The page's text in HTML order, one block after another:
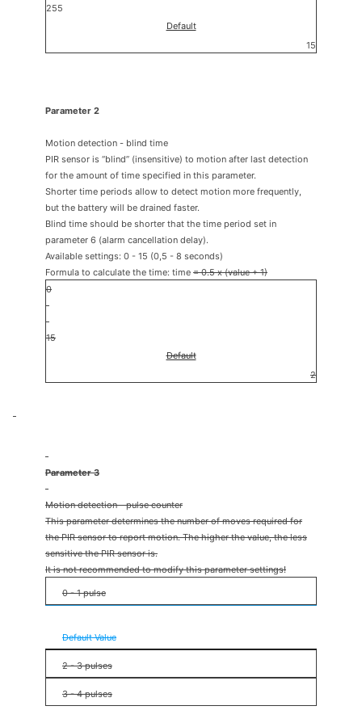
255
Default
15
Parameter 2
Motion detection - blind time
PIR sensor is “blind” (insensitive) to motion after last detection
for the amount of time specified in this parameter.
Shorter time periods allow to detect motion more frequently,
but the battery will be drained faster.
Blind time should be shorter that the time period set in
parameter 6 (alarm cancellation delay).
Available settings: 0 - 15 (0,5 - 8 seconds)
Formula to calculate the time: time = 0.5 x (value + 1)
0
15
Default
2
Parameter 3
Motion detection - pulse counter
This parameter determines the number of moves required for
the PIR sensor to report motion. The higher the value, the less
sensitive the PIR sensor is.
It is not recommended to modify this parameter settings!
0 - 1 pulse
Default Value
2 - 3 pulses
3 - 4 pulses